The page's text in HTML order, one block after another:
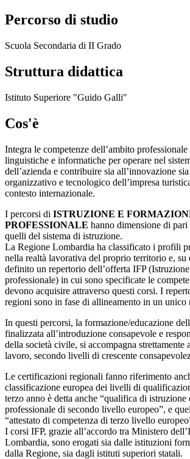
Percorso di studio
Scuola Secondaria di II Grado
Struttura didattica
Istituto Superiore "Guido Galli"
Cos'è
Integra le competenze dell’ambito
linguistiche e informatiche per operare nel
dell’azienda e contribuire sia all’innovazione
organizzativo e tecnologico dell’impresa
contesto internazionale.
I percorsi di ISTRUZIONE E
PROFESSIONALE hanno dimensione di
quelli del sistema di istruzione.
La Regione Lombardia ha classificato i profili
nella realtà lavorativa del proprio territorio e, su
definito un repertorio dell’offerta IFP
professionale) in cui sono specificate le
devono acquisire attraverso questi corsi. I
regioni sono in fase di allineamento in un unico
In questi percorsi, la formazione/educazione
finalizzata all’introduzione consapevole e
della società civile, si accompagna strettamente
lavoro, secondo livelli di crescente
Le certificazioni regionali fanno riferimento
classificazione europea dei livelli di
terzo anno è detta anche “qualifica di istruzione
professionale di secondo livello europeo”, e
“attestato di competenza di terzo livello
I corsi IFP, grazie all’accordo tra Ministero
Lombardia, sono erogati sia dalle istituzioni
dalla Regione, sia dagli istituti superiori statali.